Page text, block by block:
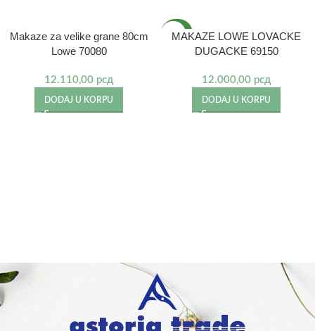
Makaze za velike grane 80cm
Lowe 70080
12.110,00 рсд
DODAJ U KORPU
NOVO
MAKAZE LOWE LOVACKE
DUGACKE 69150
12.000,00 рсд
DODAJ U KORPU